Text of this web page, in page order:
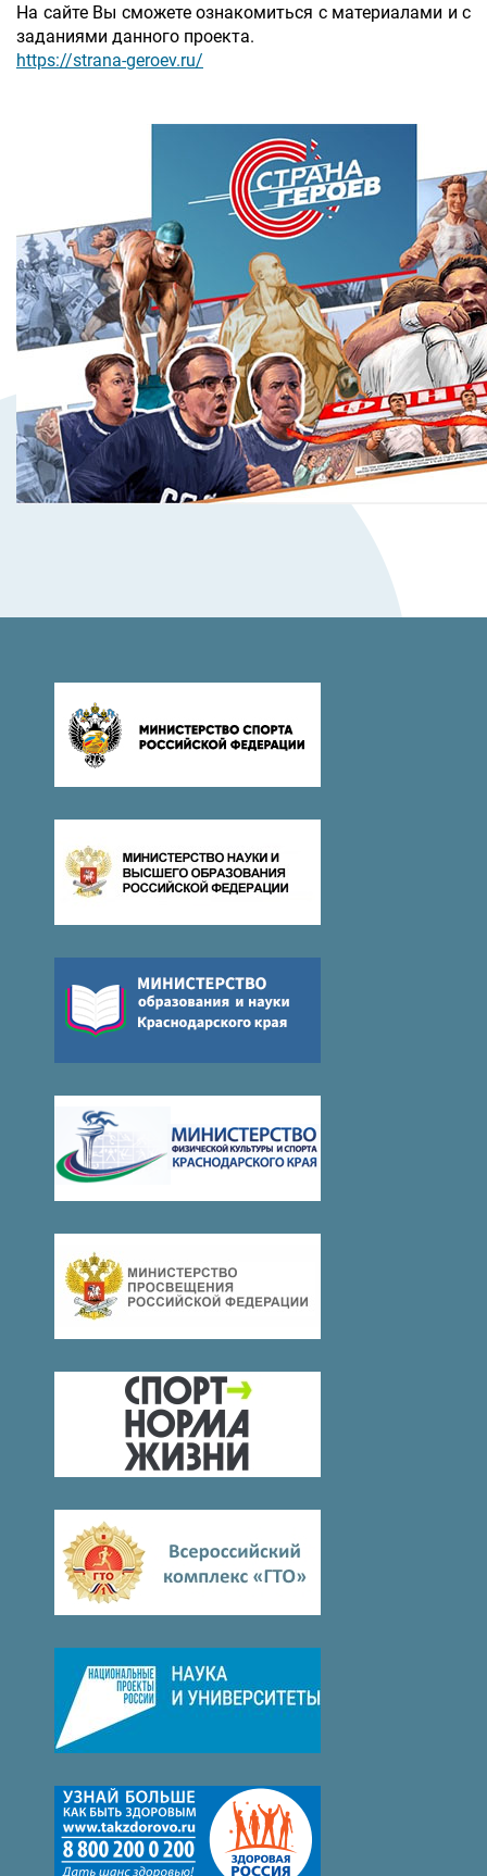
На сайте Вы сможете ознакомиться с материалами и с
заданиями данного проекта.
https://strana-geroev.ru/